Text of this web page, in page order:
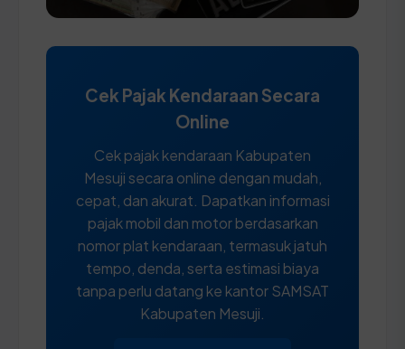
Cek Pajak Kendaraan Secara
Online
Cek pajak kendaraan Kabupaten
Mesuji secara online dengan mudah,
cepat, dan akurat. Dapatkan informasi
pajak mobil dan motor berdasarkan
nomor plat kendaraan, termasuk jatuh
tempo, denda, serta estimasi biaya
tanpa perlu datang ke kantor SAMSAT
Kabupaten Mesuji.